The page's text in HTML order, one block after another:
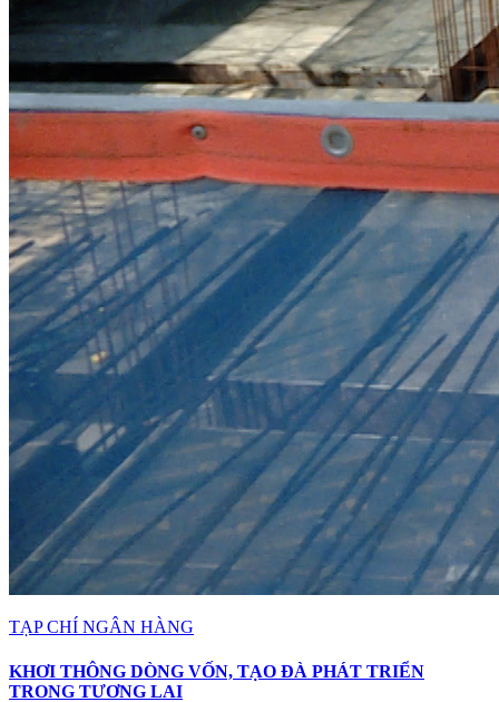
TẠP CHÍ NGÂN HÀNG
KHƠI THÔNG DÒNG VỐN, TẠO ĐÀ PHÁT TRIỂN
TRONG TƯƠNG LAI